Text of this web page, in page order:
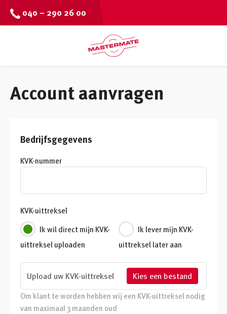
040 – 290 26 00
Account aanvragen
Bedrijfsgegevens
KVK-nummer
KVK-uittreksel
Ik wil direct mijn KVK-
uittreksel uploaden
Ik lever mijn KVK-
uittreksel later aan
Kies een bestand
Om klant te worden hebben wij een KVK-uittreksel nodig
van maximaal 3 maanden oud